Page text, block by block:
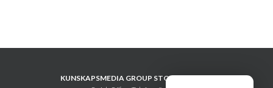
KUNSKAPSMEDIA GROUP STOCKHOLM AB